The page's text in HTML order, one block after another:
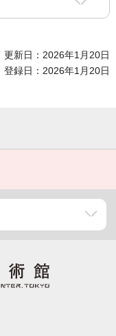
更新日：2026年1月20日
登録日：2026年1月20日